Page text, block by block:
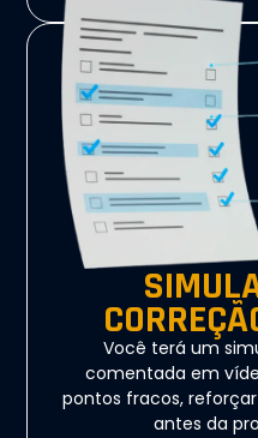
Você terá um
comentada em
pontos fracos,
antes da